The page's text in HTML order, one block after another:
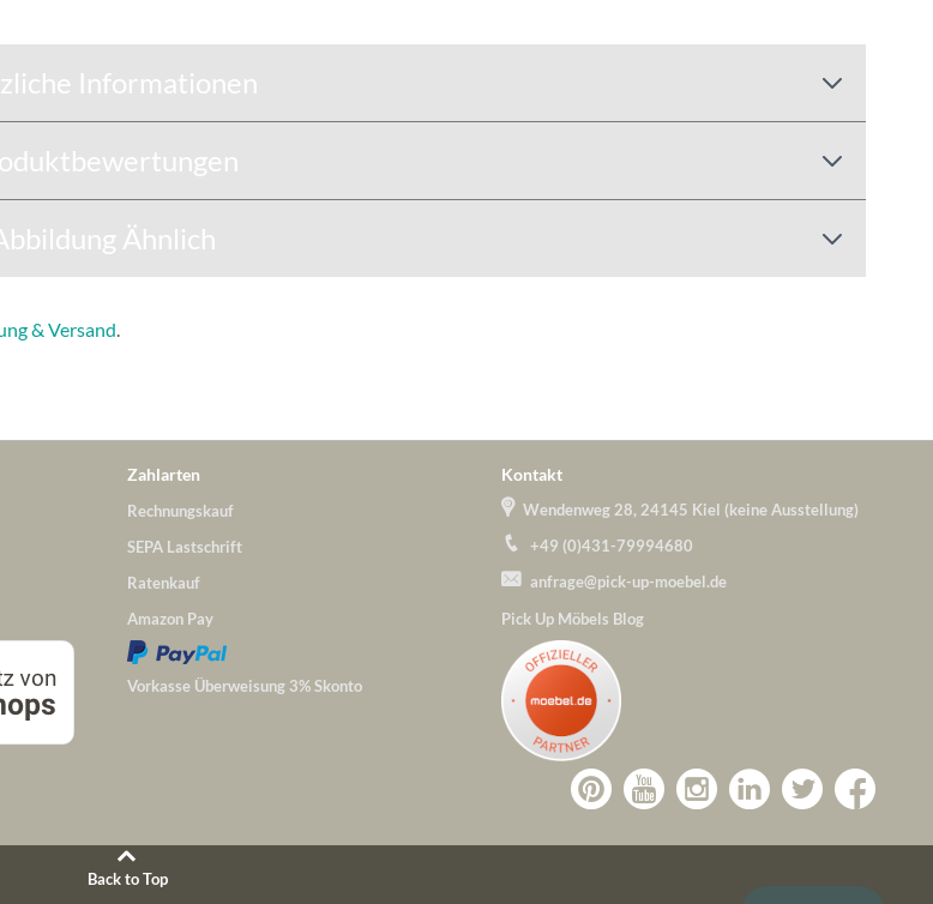
Informationen
Ähnlich
& Versand.
Zahlarten
Rechnungskauf
SEPA Lastschrift
Ratenkauf
Amazon Pay
Vorkasse Überweisung 3% Skonto
Kontakt
Wendenweg 28, 24145 Kiel (keine Ausstellung)
+49 (0)431-79994680
anfrage@pick-up-moebel.de
Pick Up Möbels Blog
Zu Zu Zu Zu Pick-
Back to Top